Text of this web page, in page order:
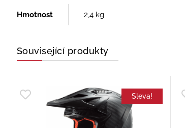
Hmotnost 2,4 kg
Související produkty
Sleva!